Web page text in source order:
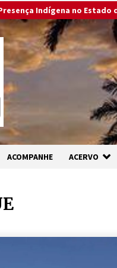
Indígena no Estado
ACOMPANHE ACERVO